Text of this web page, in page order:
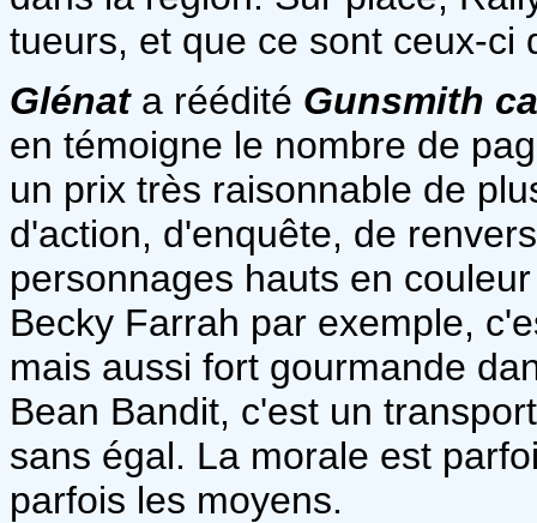
tueurs, et que ce sont ceux-ci
Glénata réédité Gunsmith
en témoigne le nombre de
un prix très raisonnable de
d'action, d'enquête, de
personnages hauts en
Becky Farrah par exemple,
mais aussi fort gourmande
Bean Bandit, c'est un
sans égal. La morale est
parfois les moyens.